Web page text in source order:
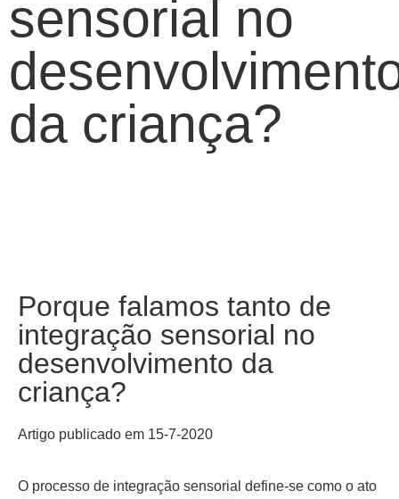
sensorial no
da criança?
Porque falamos tanto de
integração sensorial no
desenvolvimento da
criança?
Artigo publicado em 15-7-2020
O processo de integração sensorial define-se como o ato